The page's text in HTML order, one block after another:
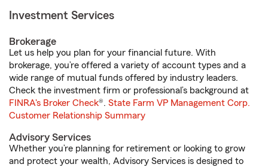
Investment Services
Brokerage
Let us help you plan for your financial future. With
brokerage, you’re offered a variety of account types and a
wide range of mutual funds offered by industry leaders.
Check the investment firm or professional’s background at
FINRA's Broker Check®. State Farm VP Management Corp.
Customer Relationship Summary
Advisory Services
Whether you’re planning for retirement or looking to grow
and protect your wealth, Advisory Services is designed to